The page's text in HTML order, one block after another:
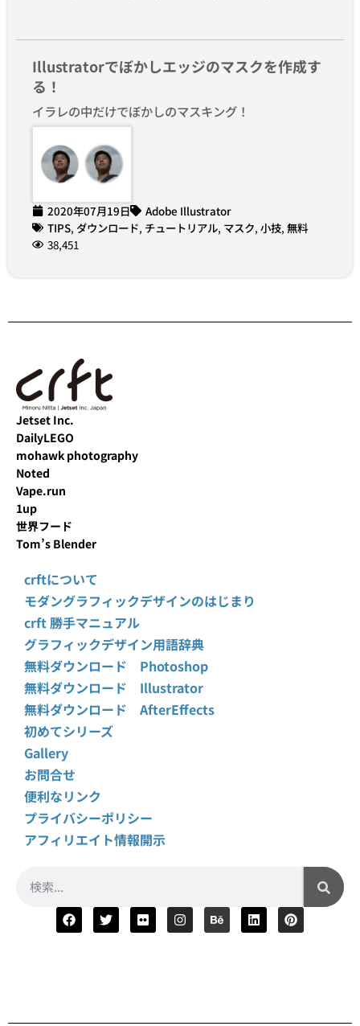
Illustratorでぼかしエッジのマスクを作成す
る！
イラレの中だけでぼかしのマスキング！
2020年07月19日
Adobe Illustrator
TIPS, ダウンロード, チュートリアル, マスク, 小技, 無料
38,451
Jetset Inc.
DailyLEGO
mohawk photography
Noted
Vape.run
1up
世界フード
Tom’s Blender
crftについて
モダングラフィックデザインのはじまり
crft 勝手マニュアル
グラフィックデザイン用語辞典
無料ダウンロード Photoshop
無料ダウンロード Illustrator
無料ダウンロード AfterEffects
初めてシリーズ
Gallery
お問合せ
便利なリンク
プライバシーポリシー
アフィリエイト情報開示